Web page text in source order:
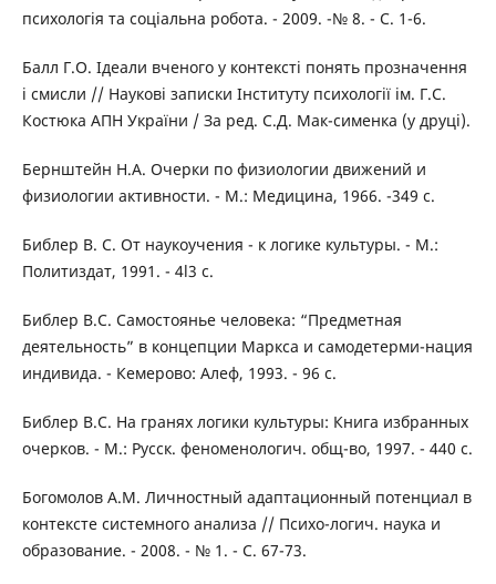
психологія та соціальна робота. - 2009. -№ 8. - С. 1-6.
Балл Г.О. Ідеали вченого у контексті понять прозначення
і смисли // Наукові записки Інституту психології ім. Г.С.
Костюка АПН України / За ред. С.Д. Мак-сименка (у друці).
Бернштейн Н.А. Очерки по физиологии движений и
физиологии активности. - М.: Медицина, 1966. -349 с.
Библер В. С. От наукоучения - к логике культуры. - М.:
Политиздат, 1991. - 4l3 с.
Библер В.С. Самостоянье человека: “Предметная
деятельность” в концепции Маркса и самодетерми-нация
индивида. - Кемерово: Алеф, 1993. - 96 с.
Библер В.С. На гранях логики культуры: Книга избранных
очерков. - М.: Русск. феноменологич. общ-во, 1997. - 440 с.
Богомолов А.М. Личностный адаптационный потенциал в
контексте системного анализа // Психо-логич. наука и
образование. - 2008. - № 1. - С. 67-73.